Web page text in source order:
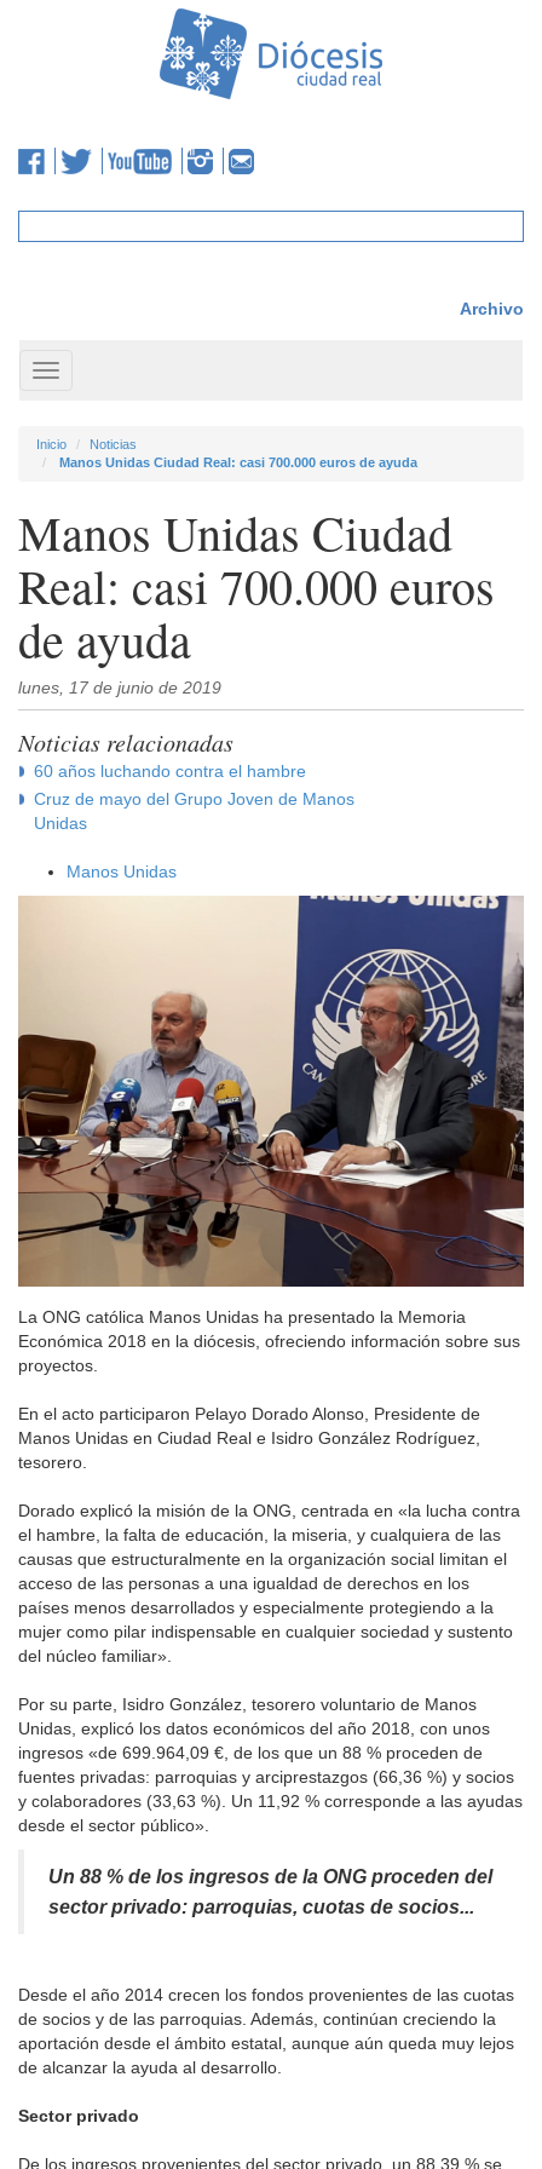
Archivo
Toggle
navigation
Inicio
Noticias
Manos Unidas Ciudad Real: casi 700.000 euros de ayuda
Manos Unidas Ciudad
Real: casi 700.000 euros
de ayuda
lunes, 17 de junio de 2019
Noticias relacionadas
60 años luchando contra el hambre
Cruz de mayo del Grupo Joven de Manos
Unidas
Manos Unidas
La ONG católica Manos Unidas ha presentado la Memoria
Económica 2018 en la diócesis, ofreciendo información sobre sus
proyectos.
En el acto participaron Pelayo Dorado Alonso, Presidente de
Manos Unidas en Ciudad Real e Isidro González Rodríguez,
tesorero.
Dorado explicó la misión de la ONG, centrada en «la lucha contra
el hambre, la falta de educación, la miseria, y cualquiera de las
causas que estructuralmente en la organización social limitan el
acceso de las personas a una igualdad de derechos en los
países menos desarrollados y especialmente protegiendo a la
mujer como pilar indispensable en cualquier sociedad y sustento
del núcleo familiar».
Por su parte, Isidro González, tesorero voluntario de Manos
Unidas, explicó los datos económicos del año 2018, con unos
ingresos «de 699.964,09 €, de los que un 88 % proceden de
fuentes privadas: parroquias y arciprestazgos (66,36 %) y socios
y colaboradores (33,63 %). Un 11,92 % corresponde a las ayudas
desde el sector público».
Un 88 % de los ingresos de la ONG proceden del
sector privado: parroquias, cuotas de socios...
Desde el año 2014 crecen los fondos provenientes de las cuotas
de socios y de las parroquias. Además, continúan creciendo la
aportación desde el ámbito estatal, aunque aún queda muy lejos
de alcanzar la ayuda al desarrollo.
Sector privado
De los ingresos provenientes del sector privado, un 88,39 % se